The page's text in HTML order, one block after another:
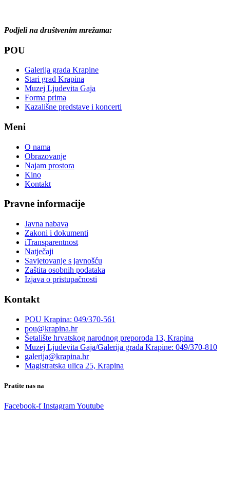
Podjeli na društvenim mrežama:
POU
Galerija grada Krapine
Stari grad Krapina
Muzej Ljudevita Gaja
Forma prima
Kazališne predstave i koncerti
Meni
O nama
Obrazovanje
Najam prostora
Kino
Kontakt
Pravne informacije
Javna nabava
Zakoni i dokumenti
iTransparentnost
Natječaji
Savjetovanje s javnošću
Zaštita osobnih podataka
Izjava o pristupačnosti
Kontakt
POU Krapina: 049/370-561
pou@krapina.hr
Šetalište hrvatskog narodnog preporoda 13, Krapina
Muzej Ljudevita Gaja/Galerija grada Krapine: 049/370-810
galerija@krapina.hr
Magistratska ulica 25, Krapina
Pratite nas na
Facebook-f InstagramYoutube